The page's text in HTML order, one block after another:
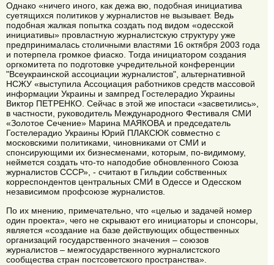
Однако «ничего иного, как дежа вю, подобная инициатива
суетящихся политиков у журналистов не вызывает. Ведь
подобная жалкая попытка создать под видом «одесской
инициативы» провластную журналистскую структуру уже
предпринималась столичными властями 16 октября 2003 года
и потерпела громкое фиаско. Тогда инициатором создания
оргкомитета по подготовке учредительной конференции
"Всеукраинской ассоциации журналистов", альтернативной
НСЖУ «выступила Ассоциация работников средств массовой
информации Украины и зампред Гостелерадио Украины
Виктор ПЕТРЕНКО. Сейчас в этой же ипостаси «засветились»,
в частности, руководитель Международного Фестиваля СМИ
«Золотое Сечение» Марина МАЯКОВА и председатель
Гостелерадио Украины Юрий ПЛАКСЮК совместно с
московскими политиками, чиновниками от СМИ и
спонсирующими их бизнесменами, которым, по-видимому,
неймется создать что-то наподобие обновленного Союза
журналистов СССР», - считают в Гильдии собственных
корреспондентов центральных СМИ в Одессе и Одесском
независимом профсоюзе журналистов.
По их мнению, примечательно, что «целью и задачей номер
один проекта», чего не скрывают его инициаторы и спонсоры,
является «создание на базе действующих общественных
организаций государственного значения – союзов
журналистов – межгосударственного журналистского
сообщества стран постсоветского пространства».